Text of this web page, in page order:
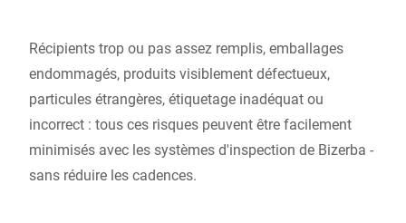
Récipients trop ou pas assez remplis, emballages
endommagés, produits visiblement défectueux,
particules étrangères, étiquetage inadéquat ou
incorrect : tous ces risques peuvent être facilement
minimisés avec les systèmes d'inspection de Bizerba -
sans réduire les cadences.